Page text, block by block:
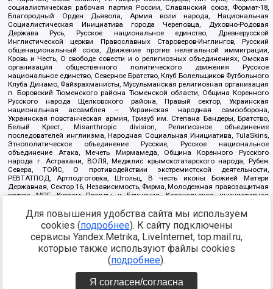
социалистическая рабочая партия России, Славянский союз, Формат-18,
Благородный Орден Дьявола, Армия воли народа, Национальная
Социалистическая Инициатива города Череповца, Духовно-Родовая
Держава Русь, Русское национальное единство, Древнерусской
Инглистической церкви Православных Староверов-Инглингов, Русский
общенациональный союз, Движение против нелегальной иммиграции,
Кровь и Честь, О свободе совести и о религиозных объединениях, Омская
организация общественного политического движения Русское
национальное единство, Северное Братство, Клуб Болельщиков Футбольного
Клуба Динамо, Файзрахманисты, Мусульманская религиозная организация
п. Боровский Тюменского района Тюменской области, Община Коренного
Русского народа Щелковского района, Правый сектор, Украинская
национальная ассамблея – Украинская народная самооборона,
Украинская повстанческая армия, Тризуб им. Степана Бандеры, Братство,
Белый Крест, Misanthropic division, Религиозное объединение
последователей инглиизма, Народная Социальная Инициатива, TulaSkins,
Этнополитическое объединение Русские, Русское национальное
объединение Атака, Мечеть Мирмамеда, Община Коренного Русского
народа г. Астрахани, ВОЛЯ, Меджлис крымскотатарского народа, Рубеж
Севера, ТОЙС, О противодействии экстремистской деятельности,
РЕВТАТПОД, Артподготовка, Штольц, В честь иконы Божией Матери
Державная, Сектор 16, Независимость, Фирма, Молодежная правозащитная
группа МПГ, Курсом Правды и Единения, Каракольская инициативная
Благотворительный пансионат Ак Умут, Русская республика Русь,
Арестантское уголовное единство, Башкорт, Нация и свобода, W.H.С., Фалунь
Дафа, Иртыш Ultras, Русский Патриотический клуб-Новокузнецк/РПК,
Сибирский державный союз, Фонд борьбы с коррупцией, Фонд защиты прав
граждан, Штабы Навального, Совет граждан СССР Прикубанского округа г.
https://minjust.gov.ru/ru/documents/7822/
Для повышения удобства сайта мы используем
cookies (подробнее). К сайту подключены
сервисы Yandex.Metrika, LiveInternet, top.mail.ru,
которые также используют файлы cookies
(подробнее).
Я согласен/согласна